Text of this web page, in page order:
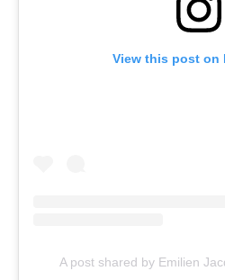
View this post on
A post shared by Emilien